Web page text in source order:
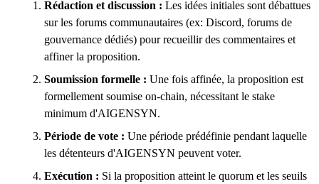
Rédaction et discussion : Les idées initiales sont débattues
sur les forums communautaires (ex: Discord, forums de
gouvernance dédiés) pour recueillir des commentaires et
affiner la proposition.
Soumission formelle : Une fois affinée, la proposition est
formellement soumise on-chain, nécessitant le stake
minimum d'AIGENSYN.
Période de vote : Une période prédéfinie pendant laquelle
les détenteurs d'AIGENSYN peuvent voter.
Exécution : Si la proposition atteint le quorum et les seuils